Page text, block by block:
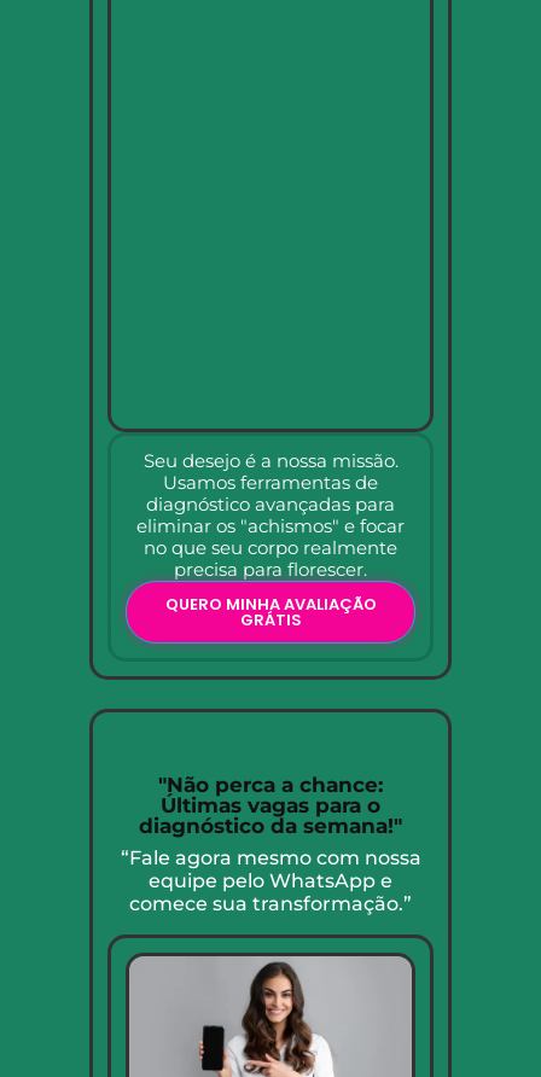
Seu desejo é a nossa missão.
Usamos ferramentas de
diagnóstico avançadas para
eliminar os "achismos" e focar
no que seu corpo realmente
precisa para florescer.
QUERO MINHA AVALIAÇÃO
GRÁTIS
"Não perca a chance:
Últimas vagas para o
diagnóstico da semana!"
“Fale agora mesmo com nossa
equipe pelo WhatsApp e
comece sua transformação.”